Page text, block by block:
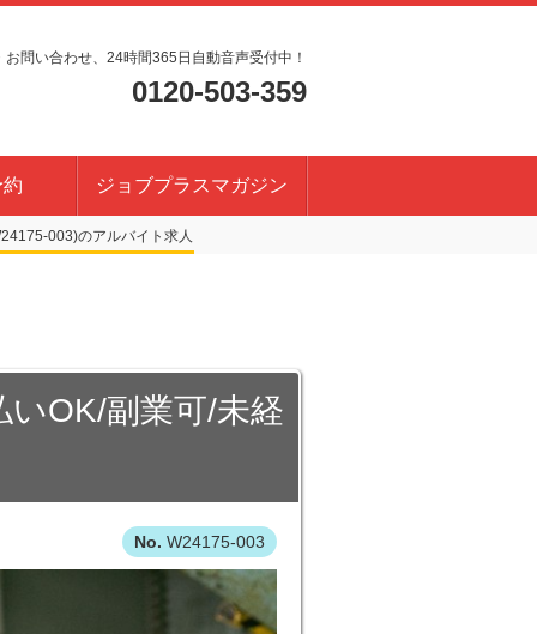
お問い合わせ、24時間365日自動音声受付中！
0120-503-359
ジョブプラスマガジン
003)
OK/副業可/未経
W24175-003